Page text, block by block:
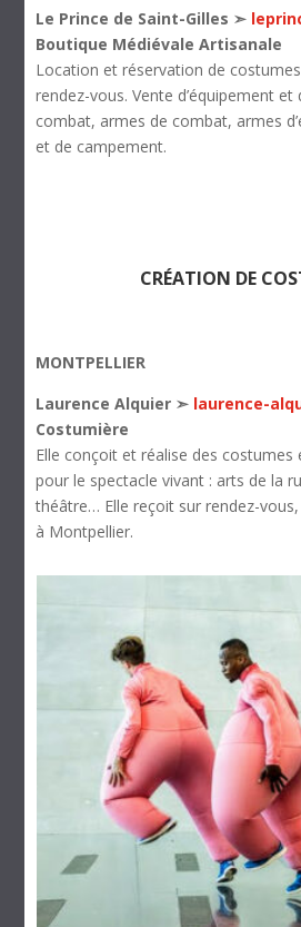
Le Prince de Saint-Gilles ➣ l
Boutique Médiévale Artisanale
Location et réservation de
rendez-vous. Vente d’équipement
combat, armes de combat, armes
et de campement.
CRÉATION DE
MONTPELLIER
Laurence Alquier ➣ laurence-
Costumière
Elle conçoit et réalise des costumes
pour le spectacle vivant : arts de la
théâtre… Elle reçoit sur rendez-
à Montpellier.